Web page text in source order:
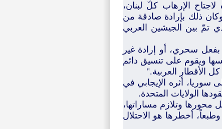
الإرهاب كلّ لبنان،
ذلك بإرادة صادقة من
تمّ بين الجيشين العربي
سحري، أو إرادة غير
ويقوم على تنسيق دائم
الأقطار العربية."
سوريا، أثره الإيجابي في
الولايات المتحدة.
وتلازم مساراتها،
أخطرها هو الاحتلال